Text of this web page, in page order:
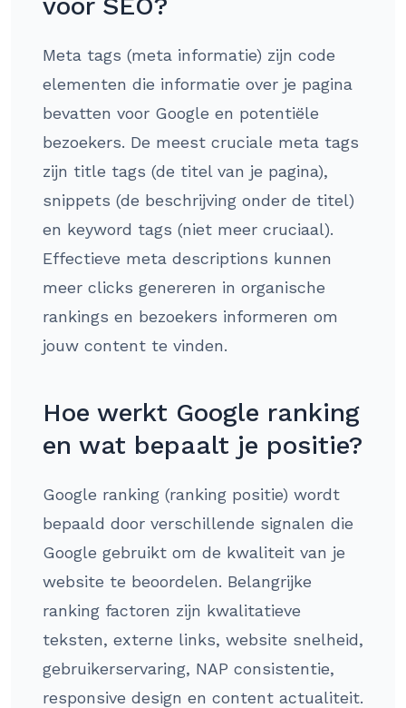
Meta tags (meta informatie) zijn code
elementen die informatie over je pagina
bevatten voor Google en potentiële
bezoekers. De meest cruciale meta tags
zijn title tags (de titel van je pagina),
snippets (de beschrijving onder de titel)
en keyword tags (niet meer cruciaal).
Effectieve meta descriptions kunnen
meer clicks genereren in organische
rankings en bezoekers informeren om
jouw content te vinden.
Hoe werkt Google ranking
en wat bepaalt je positie?
Google ranking (ranking positie) wordt
bepaald door verschillende signalen die
Google gebruikt om de kwaliteit van je
website te beoordelen. Belangrijke
ranking factoren zijn kwalitatieve
teksten, externe links, website snelheid,
gebruikerservaring, NAP consistentie,
responsive design en content actualiteit.